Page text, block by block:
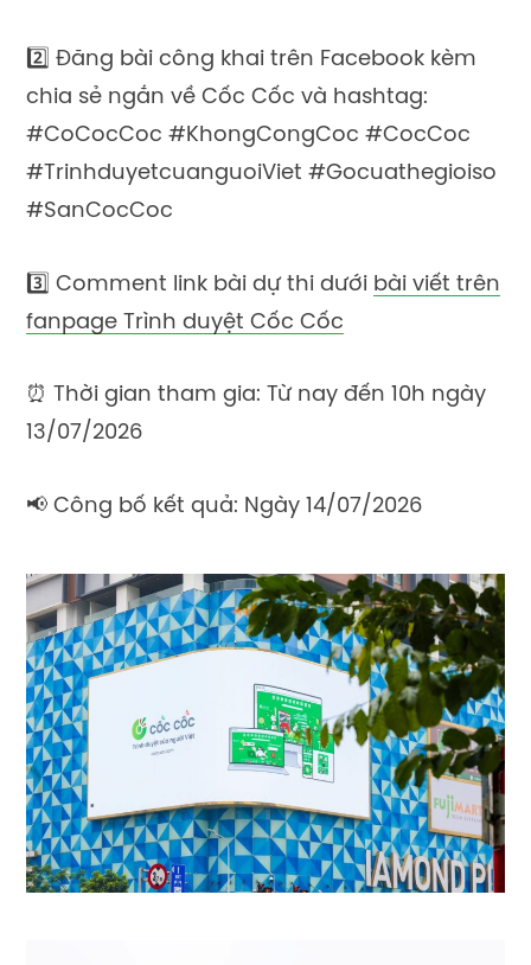
2️⃣ Đăng bài công khai trên Facebook kèm
chia sẻ ngắn về Cốc Cốc và hashtag:
#CoCocCoc #KhongCongCoc #CocCoc
#TrinhduyetcuanguoiViet #Gocuathegioiso
#SanCocCoc
3️⃣ Comment link bài dự thi dưới bài viết trên
fanpage Trình duyệt Cốc Cốc
⏰ Thời gian tham gia: Từ nay đến 10h ngày
13/07/2026
📢 Công bố kết quả: Ngày 14/07/2026